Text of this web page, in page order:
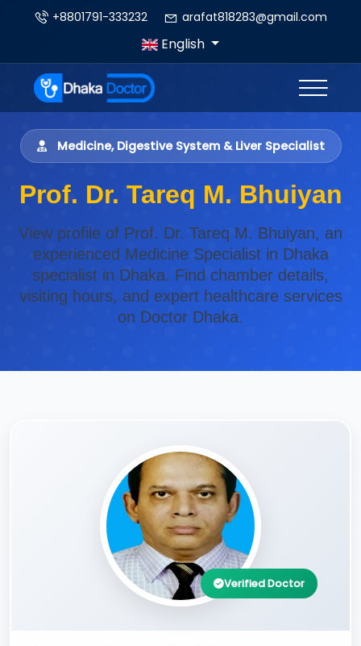
+8801791-333232 arafat818283@gmail.com
English
Medicine, Digestive System & Liver Specialist
Prof. Dr. Tareq M. Bhuiyan
View profile of Prof. Dr. Tareq M. Bhuiyan, an
experienced Medicine Specialist in Dhaka
specialist in Dhaka. Find chamber details,
visiting hours, and expert healthcare services
on Doctor Dhaka.
Verified Doctor